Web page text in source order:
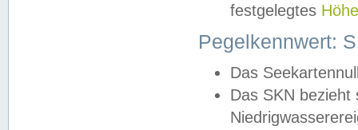
festgelegtes
Pegelkennwert:
Das
Das SKN